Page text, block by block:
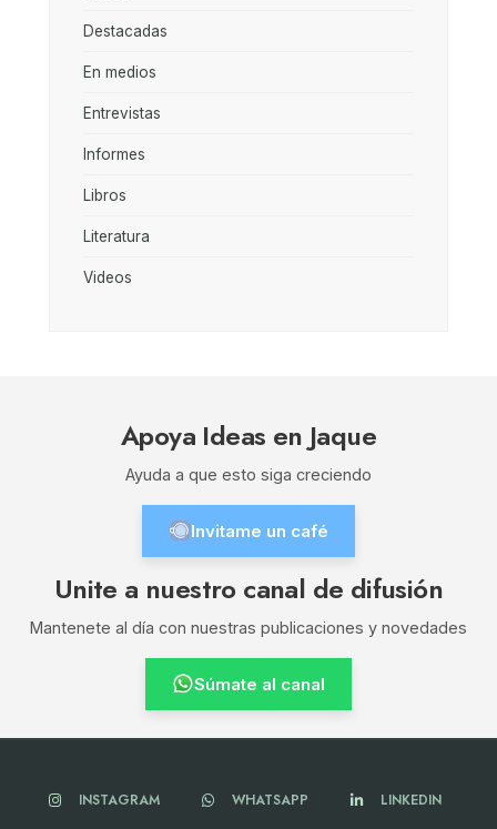
Destacadas
En medios
Entrevistas
Informes
Libros
Literatura
Videos
Apoya Ideas en Jaque
Ayuda a que esto siga creciendo
Invitame un café
Unite a nuestro canal de difusión
Mantenete al día con nuestras publicaciones y novedades
Súmate al canal
INSTAGRAM WHATSAPP LINKEDIN